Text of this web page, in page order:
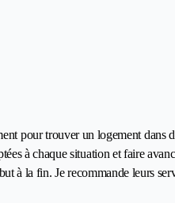
pour trouver un logement dans
à chaque situation et faire
à la fin. Je recommande leurs